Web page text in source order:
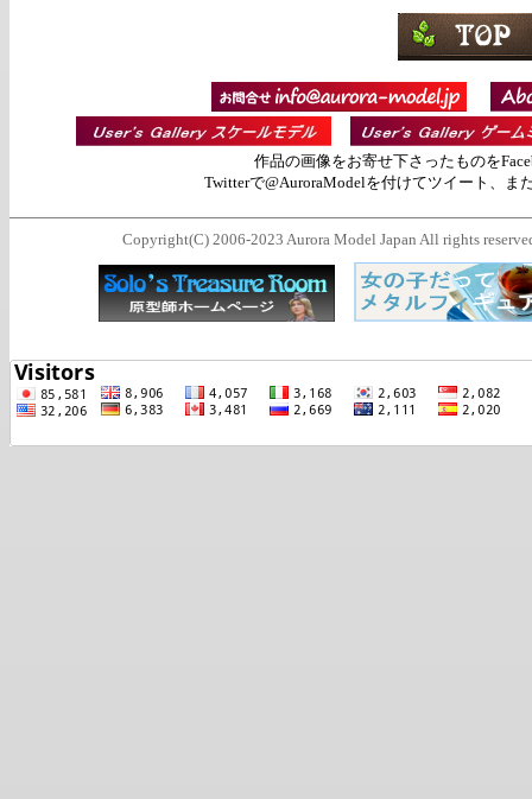
作品の画像をお寄せ下さったものを
Twitterで@AuroraModelを付けてツイート、ま
Copyright(C) 2006-2023 Aurora Model Japan All rights